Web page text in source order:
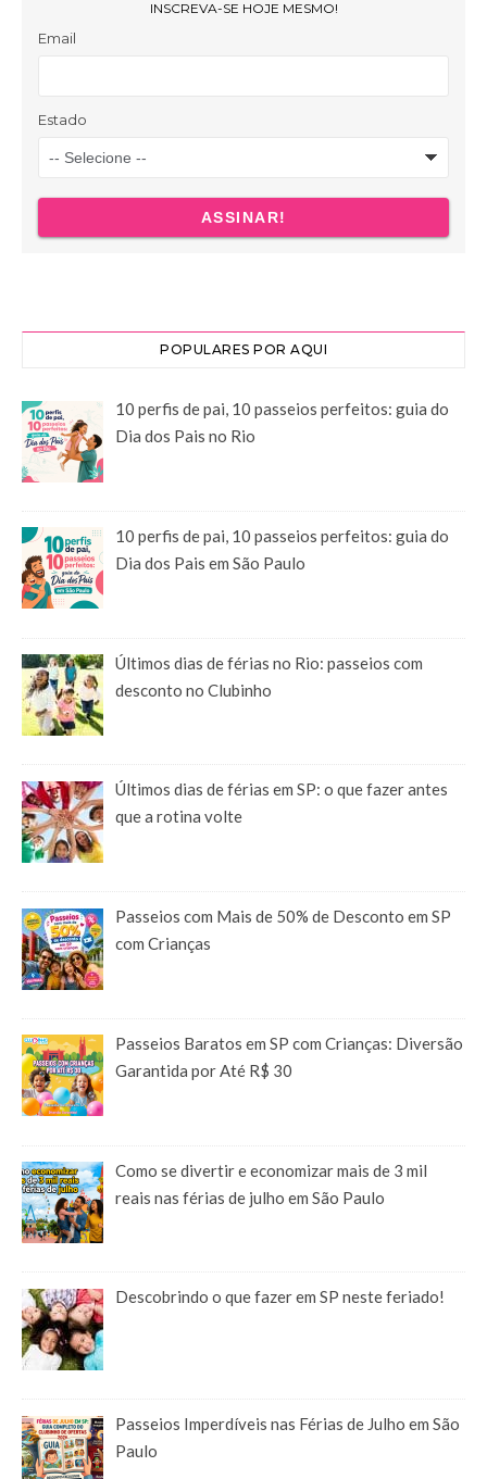
POPULARES POR AQUI
10 perfis de pai, 10 passeios perfeitos: guia do
Dia dos Pais no Rio
10 perfis de pai, 10 passeios perfeitos: guia do
Dia dos Pais em São Paulo
Últimos dias de férias no Rio: passeios com
desconto no Clubinho
Últimos dias de férias em SP: o que fazer antes
que a rotina volte
Passeios com Mais de 50% de Desconto em SP
com Crianças
Passeios Baratos em SP com Crianças: Diversão
Garantida por Até R$ 30
Como se divertir e economizar mais de 3 mil
reais nas férias de julho em São Paulo
Descobrindo o que fazer em SP neste feriado!
Passeios Imperdíveis nas Férias de Julho em São
Paulo